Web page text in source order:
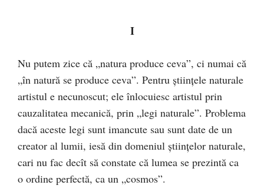
I
Nu putem zice că „natura produce ceva”, ci numai că
„în natură se produce ceva”. Pentru științele naturale
artistul e necunoscut; ele înlocuiesc artistul prin
cauzalitatea mecanică, prin „legi naturale”. Problema
dacă aceste legi sunt imancute sau sunt date de un
creator al lumii, iesă din domeniul ştiinţelor naturale,
cari nu fac decît să constate că lumea se prezintă ca
o ordine perfectă, ca un „cosmos”.